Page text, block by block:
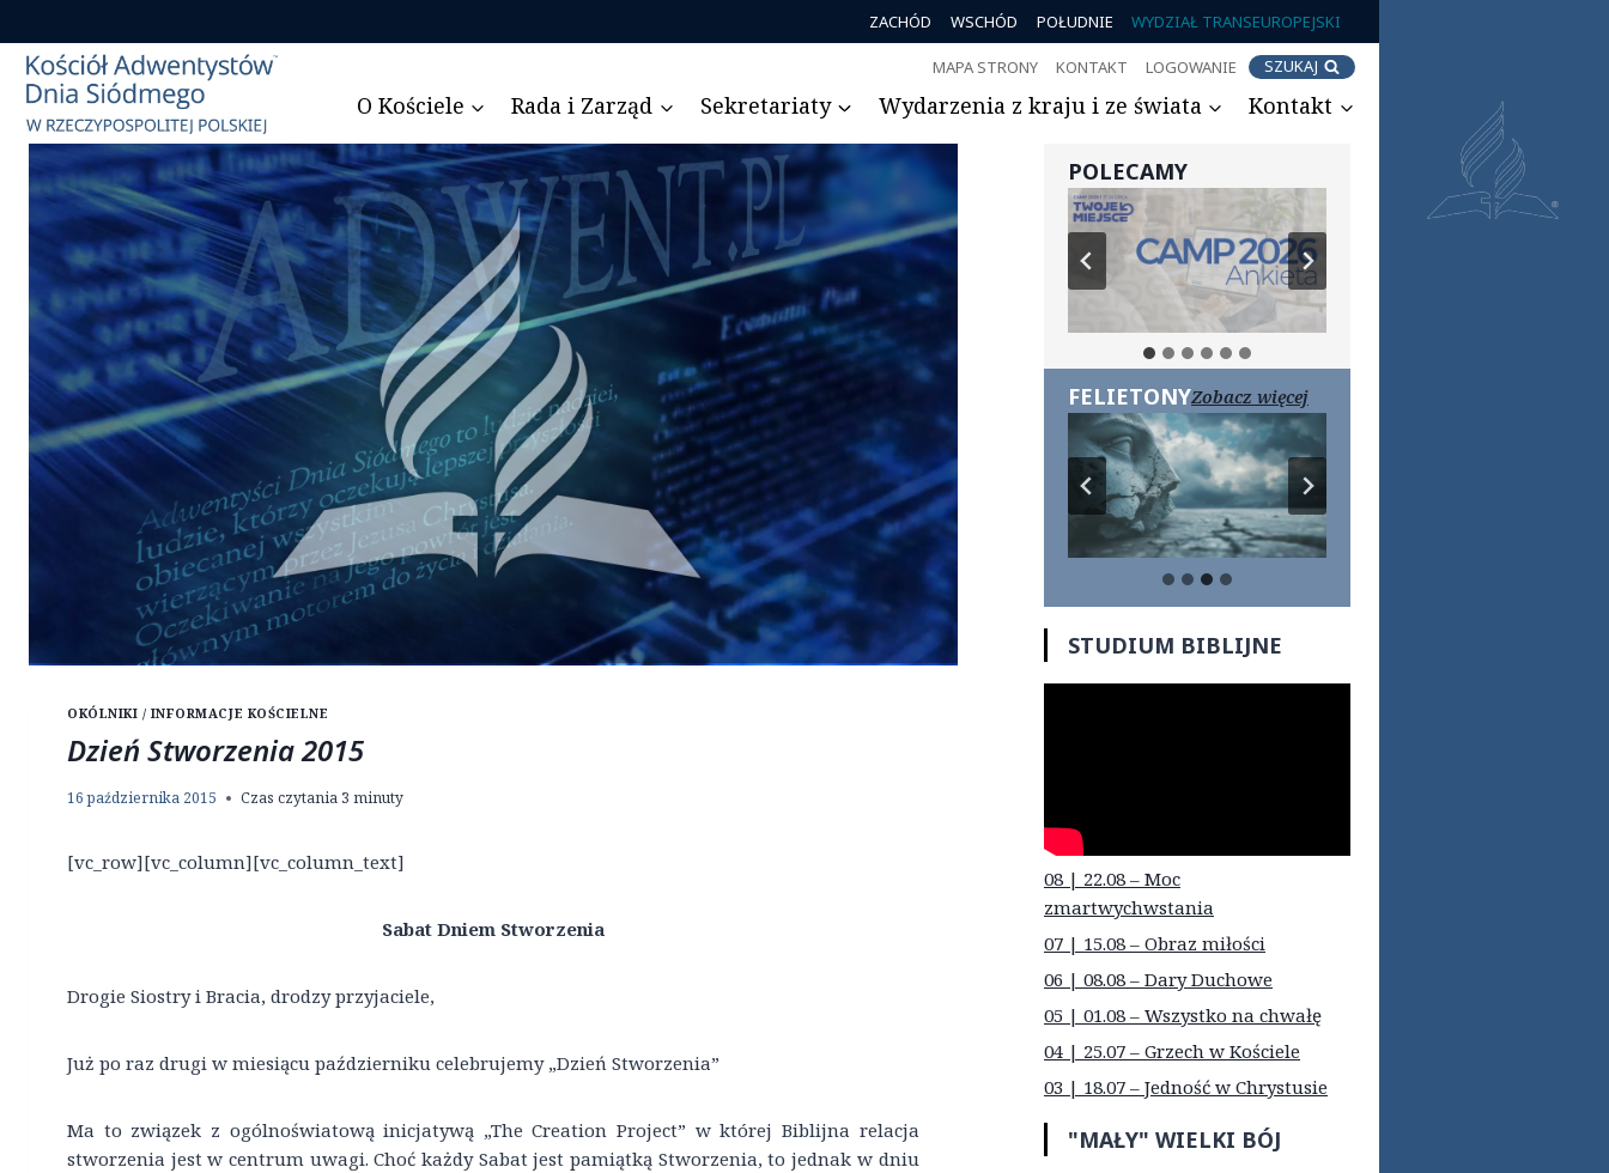
do
treści
ZACHÓD WSCHÓD POŁUDNIE WYDZIAŁ TRANSEUROPEJSKI
MAPA STRONY KONTAKT LOGOWANIE SZUKAJ
O Kościele Rada i Zarząd Sekretariaty Wydarzenia z kraju i ze świata Kontakt
OKÓLNIKI / INFORMACJE KOŚCIELNE
Dzień Stworzenia 2015
16 października 2015 Czas czytania 3 minuty
[vc_row][vc_column][vc_column_text]
Sabat Dniem Stworzenia
Drogie Siostry i Bracia, drodzy przyjaciele,
Już po raz drugi w miesiącu październiku celebrujemy „Dzień Stworzenia”
Ma to związek z ogólnoświatową inicjatywą „The Creation Project” w której Biblijna relacja
stworzenia jest w centrum uwagi. Choć każdy Sabat jest pamiątką Stworzenia, to jednak w dniu
POLECAMY
FELIETONYZobacz więcej
STUDIUM BIBLIJNE
08 | 22.08 – Moc
zmartwychwstania
07 | 15.08 – Obraz miłości
06 | 08.08 – Dary Duchowe
05 | 01.08 – Wszystko na chwałę
04 | 25.07 – Grzech w Kościele
03 | 18.07 – Jedność w Chrystusie
"MAŁY" WIELKI BÓJ